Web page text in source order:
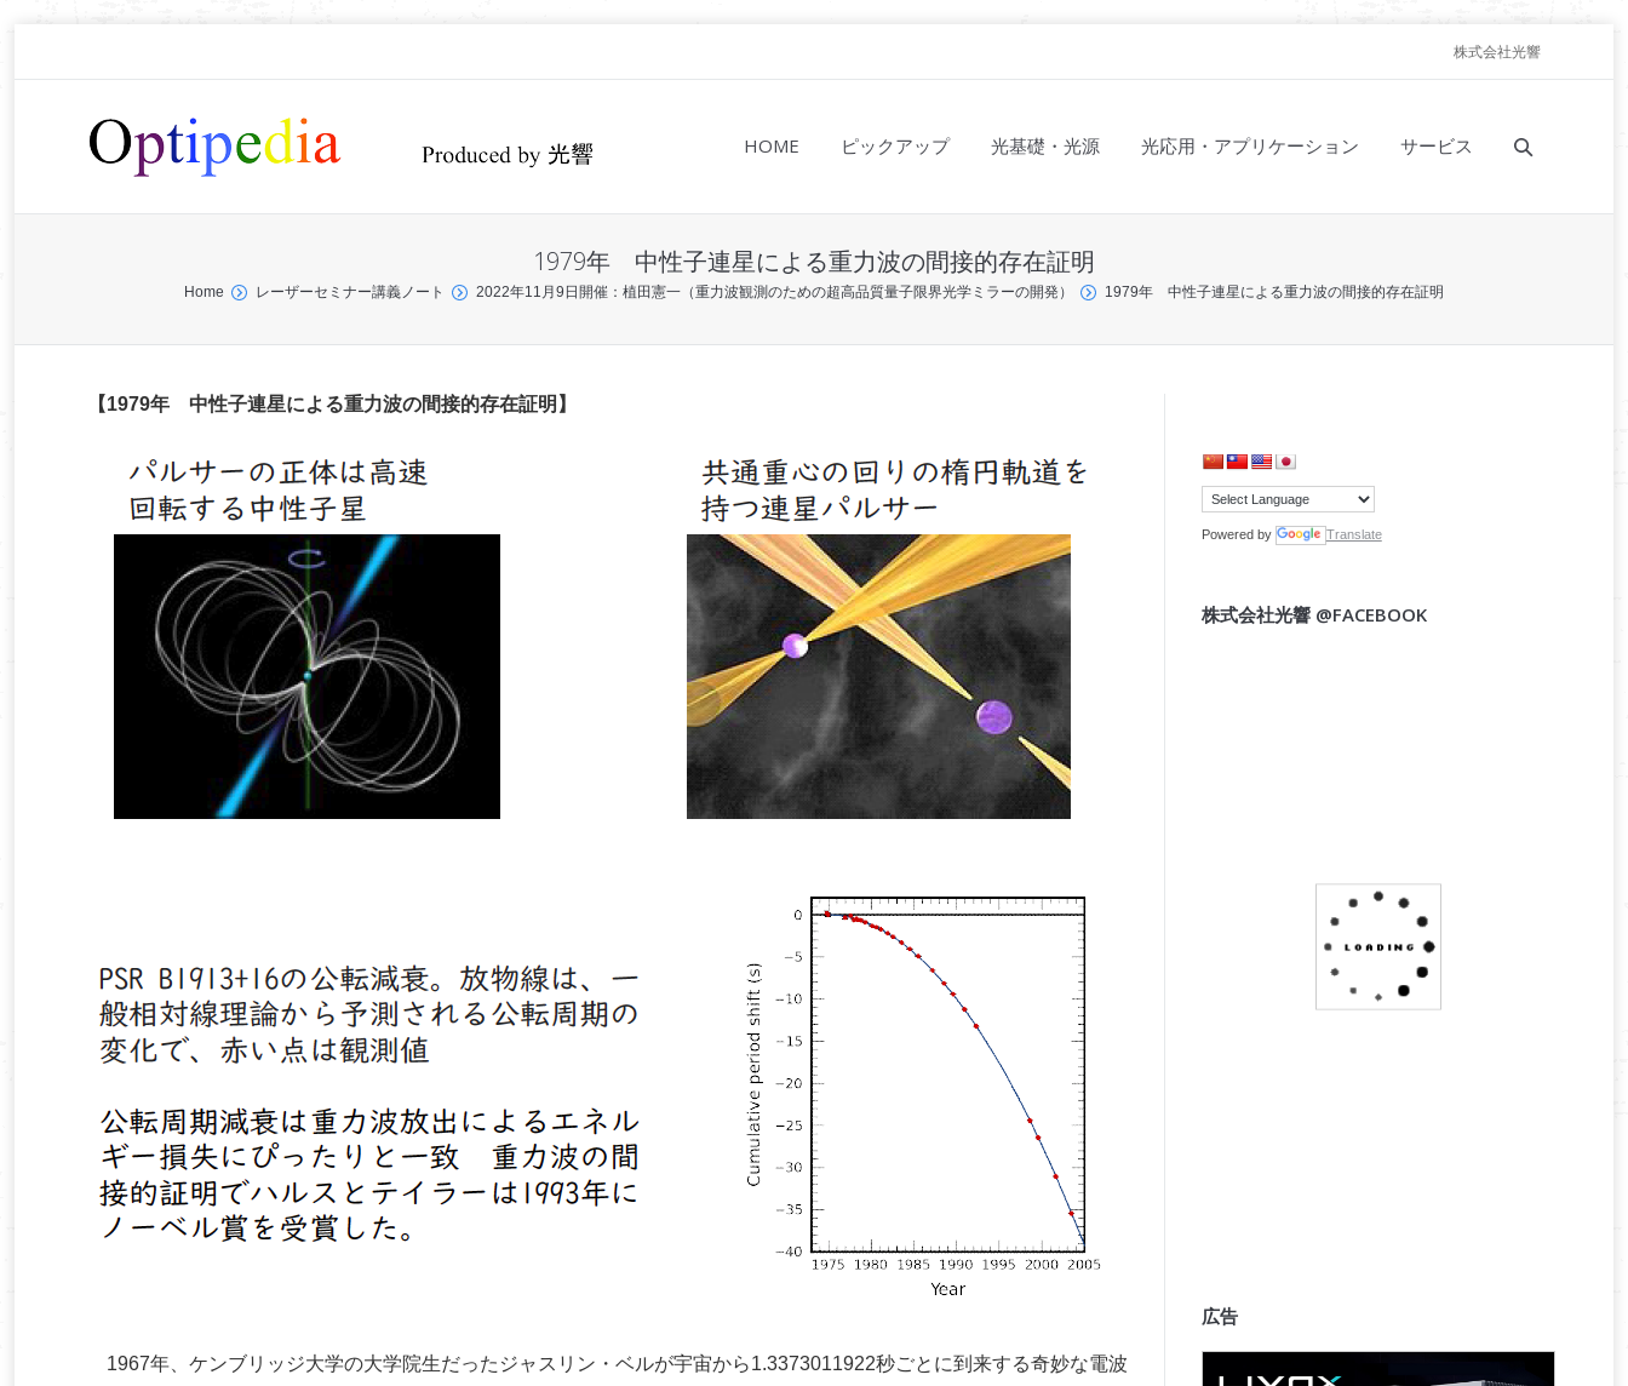
株式会社光響
HOME ピックアップ 光基礎・光源 光応用・アプリケーション サービス
1979年 中性子連星による重力波の間接的存在証明
You are here:Home レーザーセミナー講義ノート 2022年11月9日開催：植田憲一（重力波観測のための超高品質量子限界光学ミラーの開発） 1979年 中性子連星による重力波の間接的存在証明
【1979年 中性子連星による重力波の間接的存在証明】
1967年、ケンブリッジ大学の大学院生だったジャスリン・ベルが宇宙から1.3373011922秒ごとに到来する奇妙な電波
Powered by Translate
株式会社光響 @FACEBOOK
広告